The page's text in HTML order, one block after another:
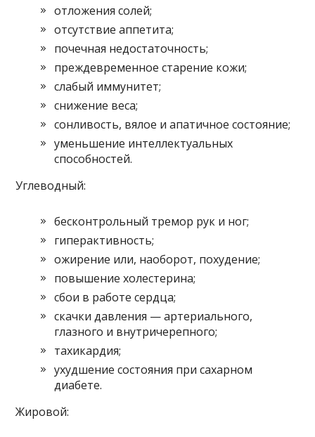
отложения солей;
отсутствие аппетита;
почечная недостаточность;
преждевременное старение кожи;
слабый иммунитет;
снижение веса;
сонливость, вялое и апатичное состояние;
уменьшение интеллектуальных
способностей.
Углеводный:
бесконтрольный тремор рук и ног;
гиперактивность;
ожирение или, наоборот, похудение;
повышение холестерина;
сбои в работе сердца;
скачки давления — артериального,
глазного и внутричерепного;
тахикардия;
ухудшение состояния при сахарном
диабете.
Жировой: